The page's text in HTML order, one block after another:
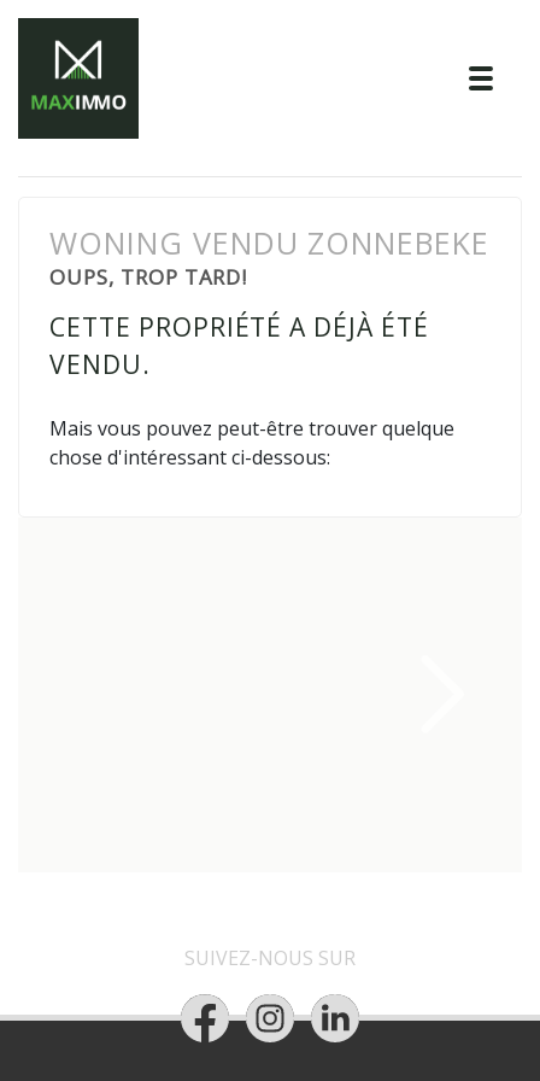
WONING VENDU ZONNEBEKE
OUPS, TROP TARD!
CETTE PROPRIÉTÉ A DÉJÀ ÉTÉ
VENDU.
Mais vous pouvez peut-être trouver quelque
chose d'intéressant ci-dessous:
SUIVEZ-NOUS SUR